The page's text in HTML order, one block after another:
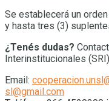
Se establecerá un
y hasta tres (3)
¿Tenés dudas?
Interinstitucionales
Email:
sl@gmail.com